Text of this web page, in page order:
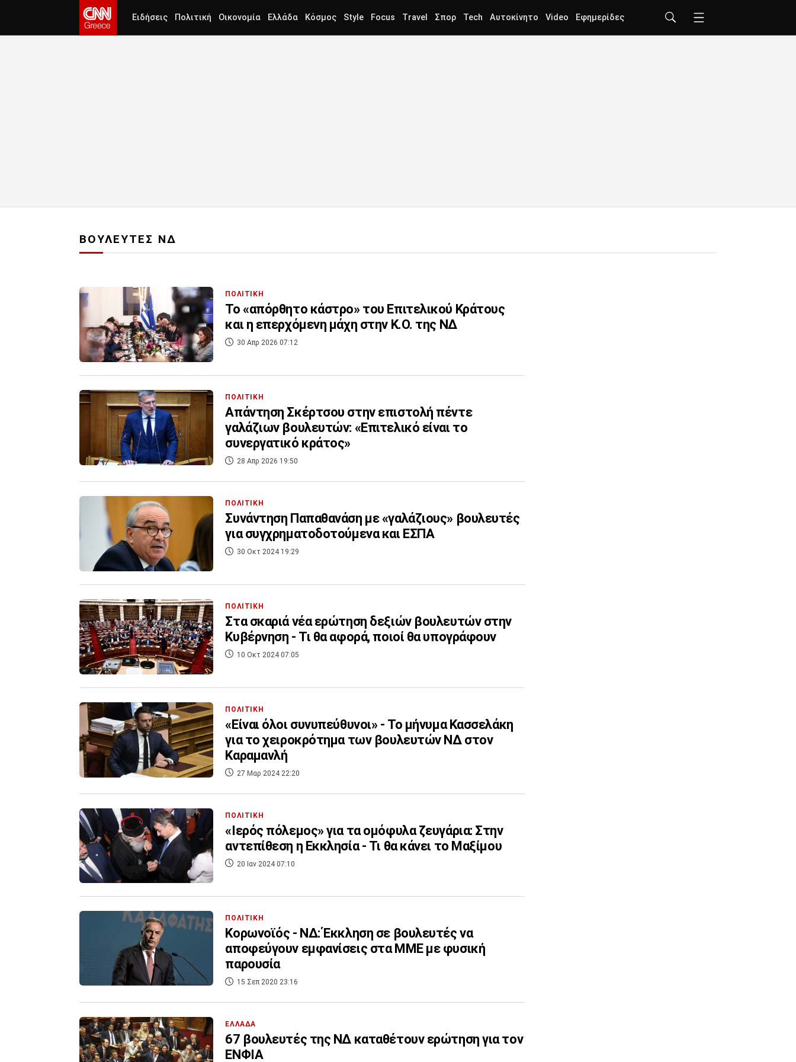
Ειδήσεις Πολιτική Οικονομία Ελλάδα Κόσμος Style Focus Travel Σπορ Tech Αυτοκίνητο Video Εφημερίδες
ΒΟΥΛΕΥΤΕΣ ΝΔ
ΠΟΛΙΤΙΚΗ
Το «απόρθητο κάστρο» του Επιτελικού Κράτους
και η επερχόμενη μάχη στην Κ.Ο. της ΝΔ
30 Απρ 2026 07:12
ΠΟΛΙΤΙΚΗ
Απάντηση Σκέρτσου στην επιστολή πέντε
γαλάζιων βουλευτών: «Επιτελικό είναι το
συνεργατικό κράτος»
28 Απρ 2026 19:50
ΠΟΛΙΤΙΚΗ
Συνάντηση Παπαθανάση με «γαλάζιους» βουλευτές
για συγχρηματοδοτούμενα και ΕΣΠΑ
30 Οκτ 2024 19:29
ΠΟΛΙΤΙΚΗ
Στα σκαριά νέα ερώτηση δεξιών βουλευτών στην
Κυβέρνηση - Τι θα αφορά, ποιοί θα υπογράφουν
10 Οκτ 2024 07:05
ΠΟΛΙΤΙΚΗ
«Είναι όλοι συνυπεύθυνοι» - Το μήνυμα Κασσελάκη
για το χειροκρότημα των βουλευτών ΝΔ στον
Καραμανλή
27 Μαρ 2024 22:20
ΠΟΛΙΤΙΚΗ
«Ιερός πόλεμος» για τα ομόφυλα ζευγάρια: Στην
αντεπίθεση η Εκκλησία - Τι θα κάνει το Μαξίμου
20 Ιαν 2024 07:10
ΠΟΛΙΤΙΚΗ
Κορωνοϊός - ΝΔ: Έκκληση σε βουλευτές να
αποφεύγουν εμφανίσεις στα ΜΜΕ με φυσική
παρουσία
15 Σεπ 2020 23:16
ΕΛΛΑΔΑ
67 βουλευτές της ΝΔ καταθέτουν ερώτηση για τον
ΕΝΦΙΑ